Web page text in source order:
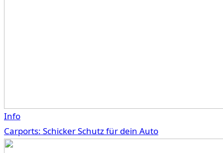
Info
Carports: Schicker Schutz für dein Auto